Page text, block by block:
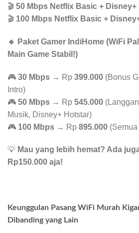
🎬 50 Mbps Netflix Basic + Disney+
🎬 100 Mbps Netflix Basic +
🔹 Paket Gamer IndiHome (WiFi
Main Game Stabil!)
🎮 30 Mbps → Rp 399.000 (Bonus
Intro)
🎮 50 Mbps → Rp 545.000
Musik, Disney+ Hotstar)
🎮 100 Mbps → Rp 895.000
💡 Mau yang lebih hemat? Ada
Rp150.000 aja!
Keunggulan Pasang WiFi Murah
Dibanding yang Lain